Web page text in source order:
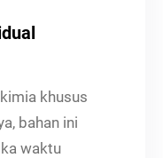
khusus
bahan ini
waktu